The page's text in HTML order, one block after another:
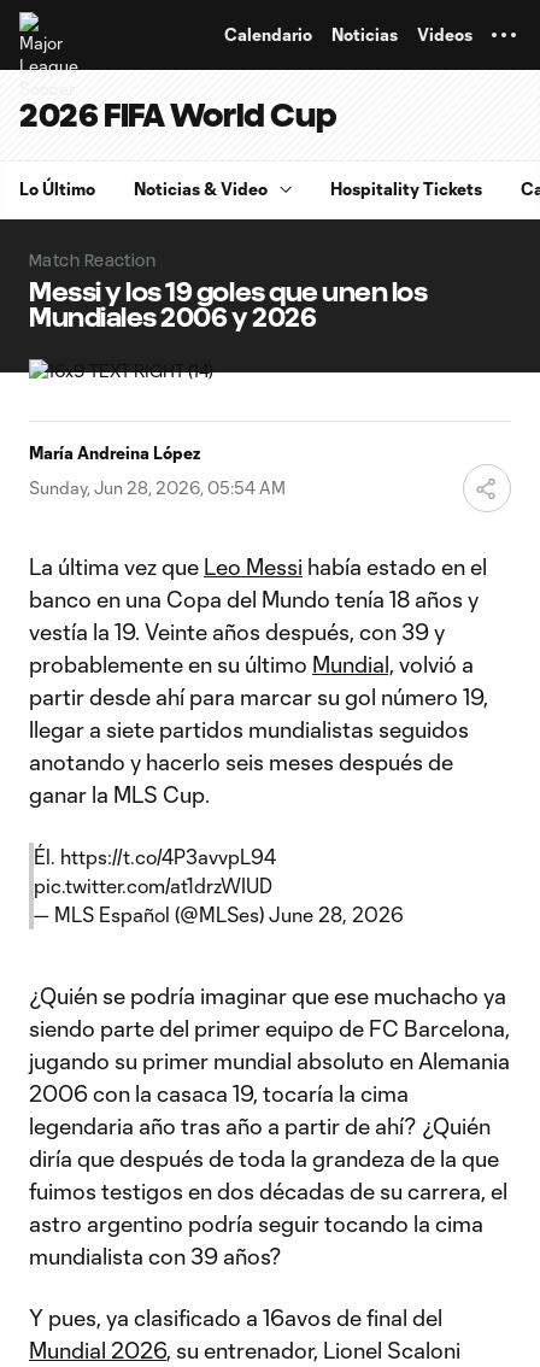
Calendario Noticias Videos
2026 FIFA World Cup
Lo Último Noticias & Video Hospitality Tickets
Match Reaction
Messi y los 19 goles que unen los
Mundiales 2006 y 2026
María Andreina López
Sunday, Jun 28, 2026, 05:54 AM
La última vez que Leo Messi había estado en el
banco en una Copa del Mundo tenía 18 años y
vestía la 19. Veinte años después, con 39 y
probablemente en su último Mundial, volvió a
partir desde ahí para marcar su gol número 19,
llegar a siete partidos mundialistas seguidos
anotando y hacerlo seis meses después de
ganar la MLS Cup.
Él. https://t.co/4P3avvpL94
pic.twitter.com/at1drzWIUD
— MLS Español (@MLSes) June 28, 2026
¿Quién se podría imaginar que ese muchacho ya
siendo parte del primer equipo de FC Barcelona,
jugando su primer mundial absoluto en Alemania
2006 con la casaca 19, tocaría la cima
legendaria año tras año a partir de ahí? ¿Quién
diría que después de toda la grandeza de la que
fuimos testigos en dos décadas de su carrera, el
astro argentino podría seguir tocando la cima
mundialista con 39 años?
Y pues, ya clasificado a 16avos de final del
Mundial 2026, su entrenador, Lionel Scaloni